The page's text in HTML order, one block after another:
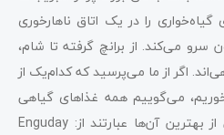
را در یک اتاق ناهار‌خوری
سرو می‌کند. از برانچ گرفته تا شام،
اگر از ما می‌پرسید که کدام‌یک از
می‌گوییم همه غذاهای گیاهی
رستوران خوش‌مزه‌اند، اما برخی از بهترین آن‌ها عبارتند از: Enguday